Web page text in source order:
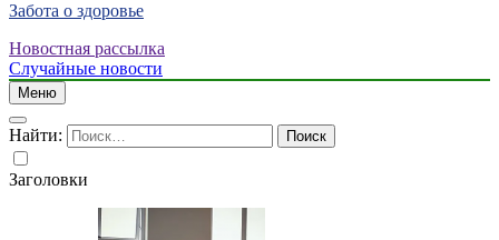
Забота о здоровье
Новостная рассылка
Случайные новости
Меню
Найти:
Заголовки